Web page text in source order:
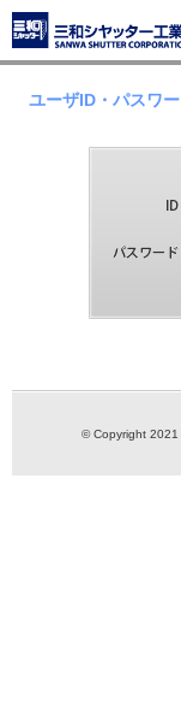
ユーザID・パスワ
© Copyright 2021